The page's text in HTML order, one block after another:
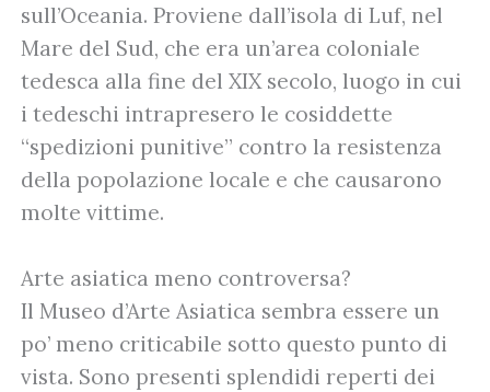
sull’Oceania. Proviene dall’isola di Luf, nel
Mare del Sud, che era un’area coloniale
tedesca alla fine del XIX secolo, luogo in cui
i tedeschi intrapresero le cosiddette
“spedizioni punitive” contro la resistenza
della popolazione locale e che causarono
molte vittime.
Arte asiatica meno controversa?
Il Museo d’Arte Asiatica sembra essere un
po’ meno criticabile sotto questo punto di
vista. Sono presenti splendidi reperti dei